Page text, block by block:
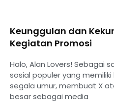
Keunggulan dan
Kegiatan Promosi
Halo, Alan Lovers! Sebagai
sosial populer yang
segala umur, membuat X
besar sebagai media